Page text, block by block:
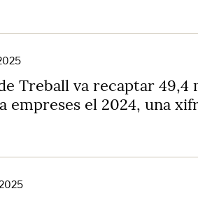
Treball va recaptar 49,4
empreses el 2024, una